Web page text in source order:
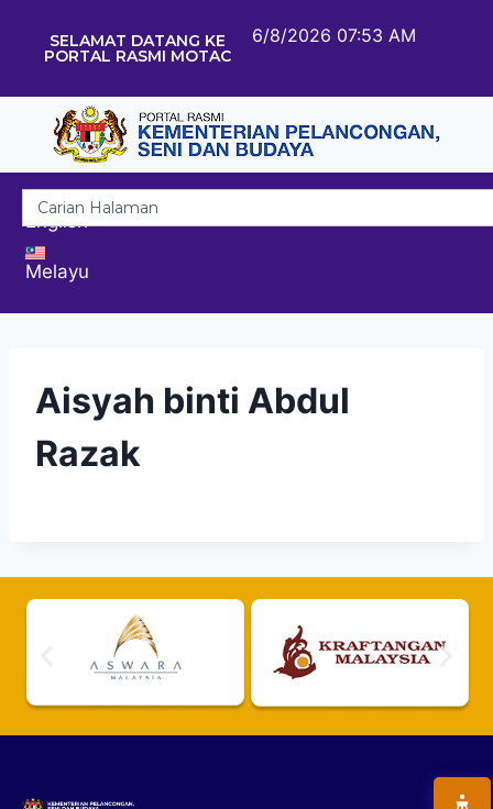
SELAMAT DATANG KE
PORTAL RASMI MOTAC
6/8/2026 07:53 AM
English
Melayu
Aisyah binti Abdul
Razak